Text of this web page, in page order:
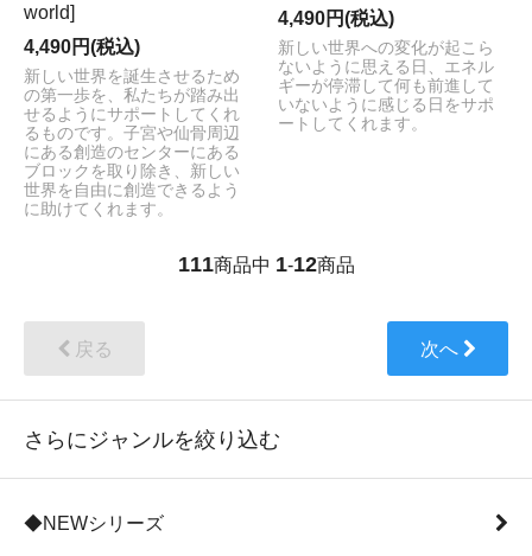
world]
4,490円(税込)
新しい世界を誕生させるため
の第一歩を、私たちが踏み出
せるようにサポートしてくれ
るものです。子宮や仙骨周辺
にある創造のセンターにある
ブロックを取り除き、新しい
世界を自由に創造できるよう
に助けてくれます。
4,490円(税込)
新しい世界への変化が起こら
ないように思える日、エネル
ギーが停滞して何も前進して
いないように感じる日をサポ
ートしてくれます。
111商品中 1-12商品
戻る 次へ
さらにジャンルを絞り込む
◆NEWシリーズ